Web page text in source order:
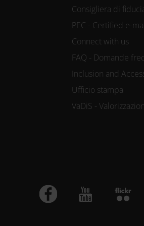
Consigliera di
PEC - Certified e-
Connect with us
FAQ - Domande
Inclusion and
Ufficio stampa
VaDiS -